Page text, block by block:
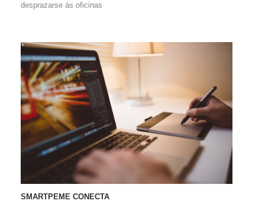
desprazarse ás oficinas
SMARTPEME CONECTA